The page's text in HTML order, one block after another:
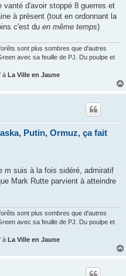
d'avoir stoppé 8 guerres et
à présent (tout en ordonnant la
c'est du en même temps)
sont plus sombres que d'autres
avec sa feuille de PJ. Du poulpe et
à La Ville en Jaune
Putin, Ormuz, ça fait
m suis à la fois sidéré, admiratif
Mark Rutte parvient à atteindre
sont plus sombres que d'autres
avec sa feuille de PJ. Du poulpe et
à La Ville en Jaune